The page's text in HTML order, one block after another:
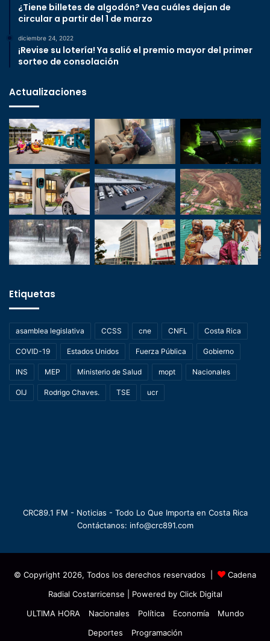
¿Tiene billetes de algodón? Vea cuáles dejan de
circular a partir del 1 de marzo
diciembre 24, 2022
¡Revise su lotería! Ya salió el premio mayor del primer
sorteo de consolación
Actualizaciones
Etiquetas
asamblea legislativa CCSS cne CNFL Costa Rica
COVID-19 Estados Unidos Fuerza Pública Gobierno
INS MEP Ministerio de Salud mopt Nacionales
OIJ Rodrigo Chaves. TSE ucr
CRC89.1 FM - Noticias - Todo Lo Que Importa en Costa Rica
Contáctanos: info@crc891.com
© Copyright 2026, Todos los derechos reservados |
Cadena
Radial Costarricense | Powered by Click Digital
ULTIMA HORA
Nacionales Política Economía
Mundo
Deportes
Programación